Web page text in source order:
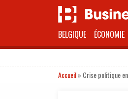
BELGIQUE ÉCONOMIE
Accueil» Crise politique